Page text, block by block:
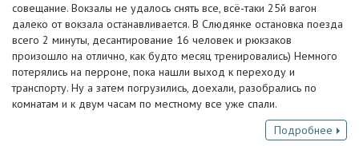
совещание. Вокзалы не удалось снять все, всё-таки 25й вагон
далеко от вокзала останавливается. В Слюдянке остановка поезда
всего 2 минуты, десантирование 16 человек и рюкзаков
произошло на отлично, как будто месяц тренировались) Немного
потерялись на перроне, пока нашли выход к переходу и
транспорту. Ну а затем погрузились, доехали, разобрались по
комнатам и к двум часам по местному все уже спали.
Подробнее